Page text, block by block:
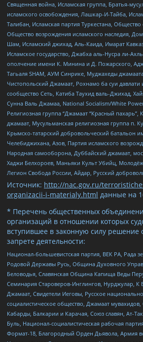
Священная война, Исламская группа, Братья-
исламского освобождения, Лашкар-И-Тайба,
Талибан, Исламская партия Туркестана,
Общество возрождения исламского наследия,
Шам, Исламский джихад, Аль-Каида, Имарат
Исламское государство, Джабха аль-Нусра ли-
ополчение имени К. Минина и Д. Пожарского,
Тагьаля SHAM, АУМ Синрике, Муджахеды
Чистопольский Джамаат, Рохнамо ба суи давлати
сообщество Сеть, Катиба Таухид валь-Джихад,
Сунна Валь Джамаа, National Socialism/White
Религиозная группа “Джамаат “Красный пахарь”,
джамаат, Мусульманская религиозная группа п.
Крымско-татарский добровольческий батальон
Челебиджихана, Азов, Партия исламского
Народная самооборона, Дуббайский джамаат,
Хаджи Белхороев, Маньяки Культ Убийц,
Легион Свобода России, Айдар, Русский
Источник: http://nac.gov.ru/
organizacii-i-materialy.html данные на
* Перечень общественных
организаций в отношении которых
вступившее в законную силу решение
запрете деятельности:
Национал-большевистская партия, ВЕК РА, Рада
Родовой Державы Русь, Община Духовного
Беловодья, Славянская Община Капища Веды
Семинария Староверов-Инглингов, Нурджулар, К
Джамаат, Свидетели Иеговы, Русское
социалистическое общество, Джамаат
Кабарды, Балкарии и Карачая, Союз славян, Ат-
Буль, Национал-социалистическая рабочая
Формат-18, Благородный Орден Дьявола, Армия